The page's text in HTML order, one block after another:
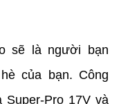
sẽ là người bạn
của bạn. Công
Super-Pro 17V và